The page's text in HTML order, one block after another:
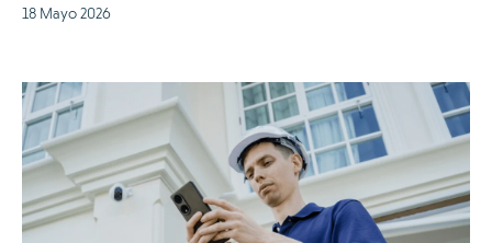
18 Mayo 2026